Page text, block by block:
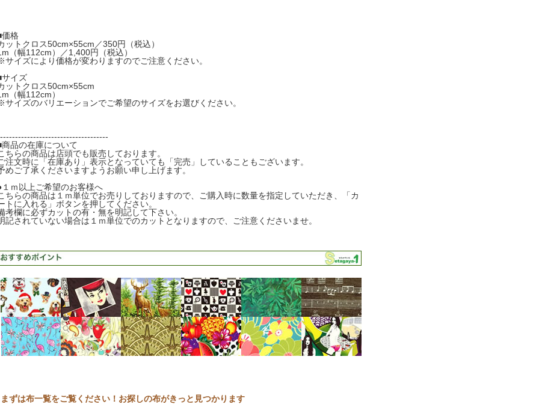
格
ットクロス50cm×55cm／350円（税込）
（幅112cm）／1,400円（税込）
イズにより価格が変わりますのでご注意ください。
イズ
ットクロス50cm×55cm
（幅112cm）
イズのバリエーションでご希望のサイズをお選びください。
品の在庫について
ちらの商品は店頭でも販売しております。
注文時に「在庫あり」表示となっていても「完売」していることもございます。
めご了承くださいますようお願い申し上げます。
ｍ以上ご希望のお客様へ
ちらの商品は１ｍ単位でお売りしておりますので、ご購入時に数量を指定していただき、「カ
トに入れる」ボタンを押してください。
考欄に必ずカットの有・無を明記して下さい。
記されていない場合は１ｍ単位でのカットとなりますので、ご注意くださいませ。
まずは布一覧をご覧ください！お探しの布がきっと見つかります